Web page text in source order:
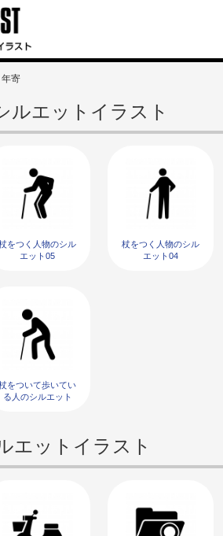
年寄
ルエットイラスト
をつく人物のシル
エット05
杖をつく人物のシル
エット04
をついて歩いてい
る人のシルエット
エットイラスト